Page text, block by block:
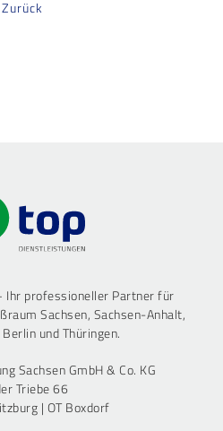
Zurück
Ihr professioneller Partner für
Sachsen, Sachsen-Anhalt,
und Thüringen.
Sachsen GmbH & Co. KG
Triebe 66
| OT Boxdorf